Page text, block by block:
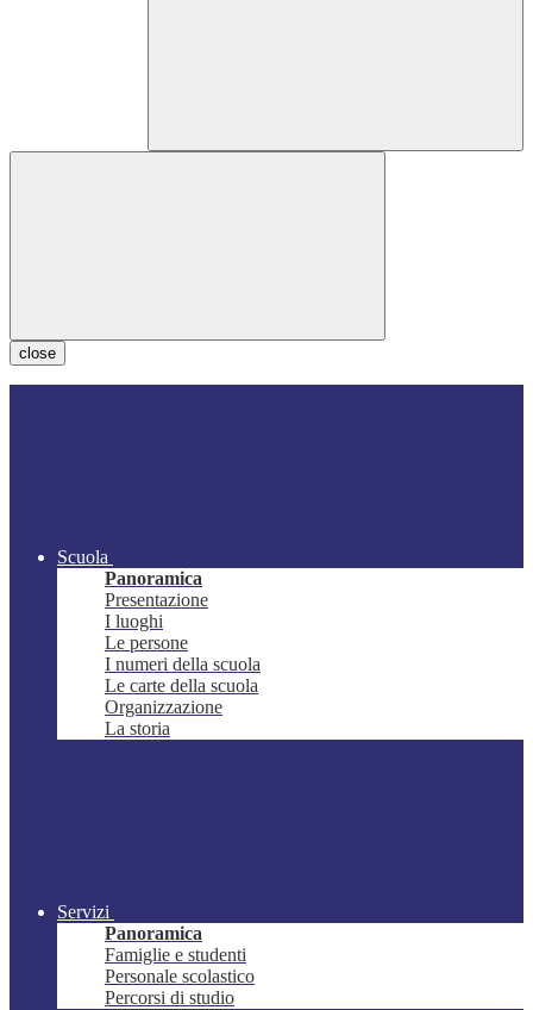
close
Scuola
Panoramica
Presentazione
I luoghi
Le persone
I numeri della scuola
Le carte della scuola
Organizzazione
La storia
Servizi
Panoramica
Famiglie e studenti
Personale scolastico
Percorsi di studio